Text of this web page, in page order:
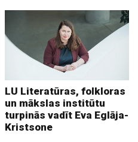
LU Literatūras, folkloras
un mākslas institūtu
turpinās vadīt Eva Eglāja-
Kristsone